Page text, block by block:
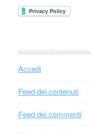
Accedi
Feed dei contenuti
Feed dei commenti